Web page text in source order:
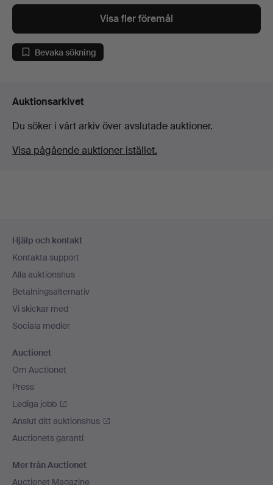
föremål
Visa fler föremål
Bevaka sökning
Auktionsarkivet
Du söker i vårt arkiv över avslutade auktioner.
Visa pågående auktioner istället.
Hjälp och kontakt
Kontakta support
Alla auktionshus
Betalningsalternativ
Vi skickar med
Sociala medier
Auctionet
Om Auctionet
Press
Lediga jobb
Anslut ditt auktionshus
Auctionets garanti
Mer från Auctionet
Auctionet Magazine